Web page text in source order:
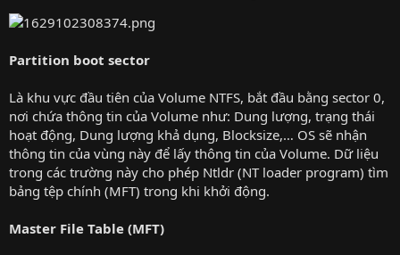
Partition boot sector
Là khu vực đầu tiên của Volume NTFS, bắt đầu bằng sector 0,
nơi chứa thông tin của Volume như: Dung lượng, trạng thái
hoạt động, Dung lượng khả dụng, Blocksize,… OS sẽ nhận
thông tin của vùng này để lấy thông tin của Volume. Dữ liệu
trong các trường này cho phép Ntldr (NT loader program) tìm
bảng tệp chính (MFT) trong khi khởi động.
Master File Table (MFT)